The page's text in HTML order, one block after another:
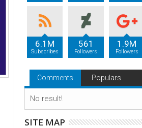
6.1M
Subscribes
561
Followers
1.9M
Followers
Comments Populars
No result!
SITE MAP